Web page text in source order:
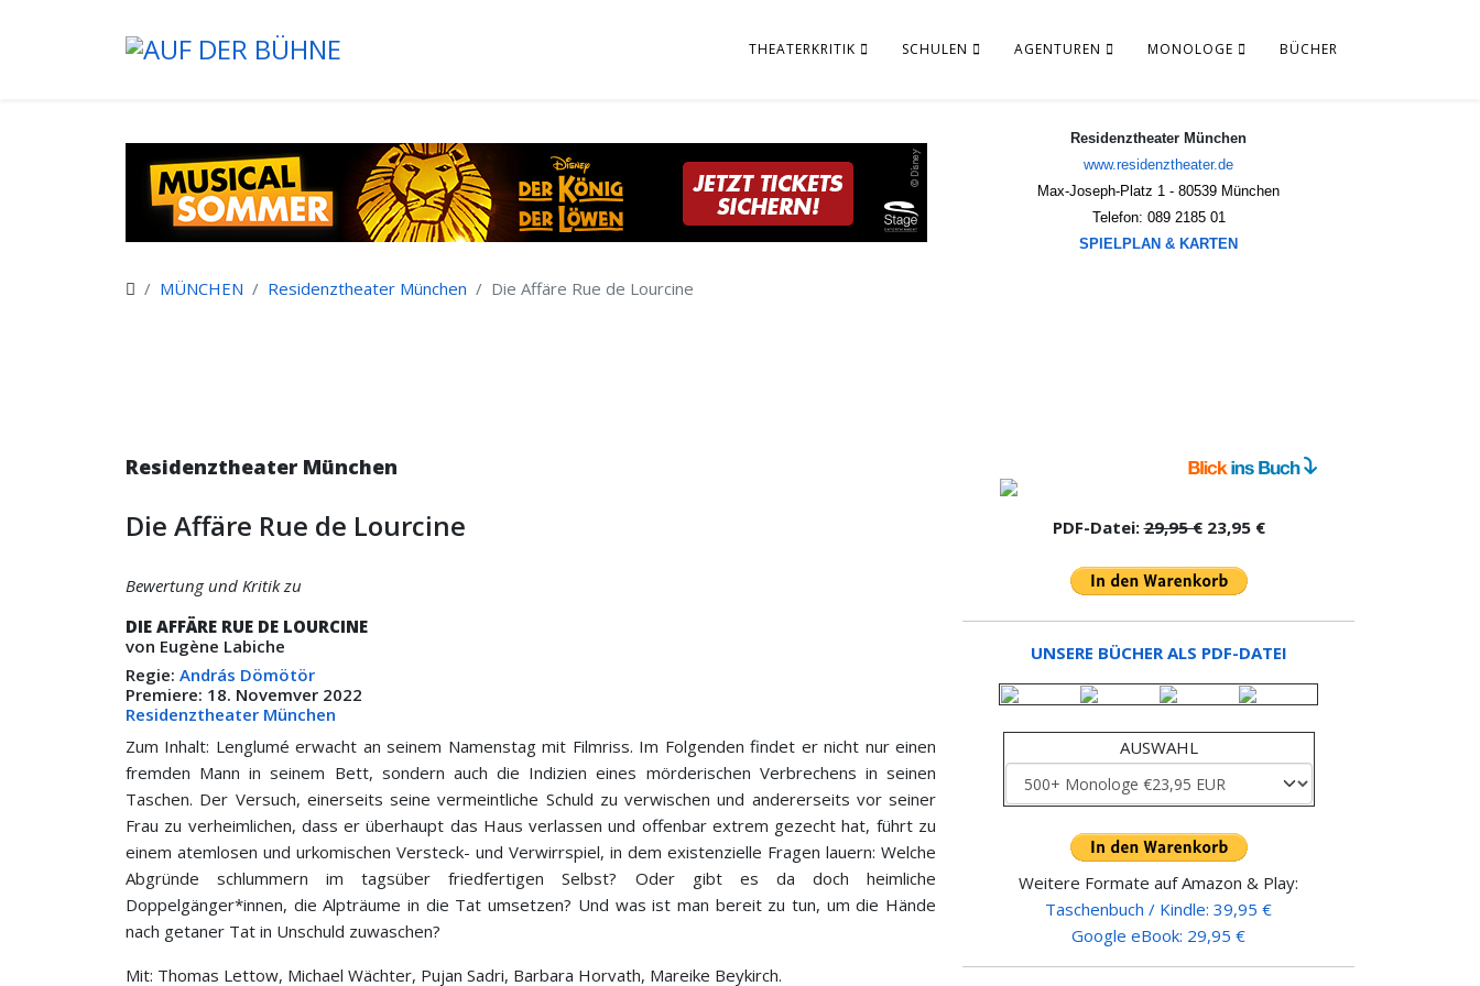
THEATERKRITIK SCHULEN AGENTUREN MONOLOGE BÜCHER
Residenztheater München
www.residenztheater.de
Max-Joseph-Platz 1 - 80539 München
Telefon: 089 2185 01
SPIELPLAN & KARTEN
MÜNCHEN Residenztheater München Die Affäre Rue de Lourcine
Residenztheater München
Die Affäre Rue de Lourcine
Bewertung und Kritik zu
DIE AFFÄRE RUE DE LOURCINE
von Eugène Labiche
Regie: András Dömötör
Premiere: 18. Novemver 2022
Residenztheater München
Zum Inhalt: Lenglumé erwacht an seinem Namenstag mit Filmriss. Im Folgenden findet er nicht nur einen
fremden Mann in seinem Bett, sondern auch die Indizien eines mörderischen Verbrechens in seinen
Taschen. Der Versuch, einerseits seine vermeintliche Schuld zu verwischen und andererseits vor seiner
Frau zu verheimlichen, dass er überhaupt das Haus verlassen und offenbar extrem gezecht hat, führt zu
einem atemlosen und urkomischen Versteck- und Verwirrspiel, in dem existenzielle Fragen lauern: Welche
Abgründe schlummern im tagsüber friedfertigen Selbst? Oder gibt es da doch heimliche
Doppelgänger*innen, die Alpträume in die Tat umsetzen? Und was ist man bereit zu tun, um die Hände
nach getaner Tat in Unschuld zuwaschen?
Mit: Thomas Lettow, Michael Wächter, Pujan Sadri, Barbara Horvath, Mareike Beykirch.
PDF-Datei:29,95 €23,95 €
UNSERE BÜCHER ALS PDF-DATEI
AUSWAHL
Weitere Formate auf Amazon & Play:
Taschenbuch / Kindle: 39,95 €
Google eBook: 29,95 €